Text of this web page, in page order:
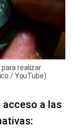
realizar
/ YouTube)
acceso a las